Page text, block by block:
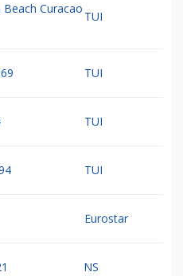
Curacao
TUI
TUI
TUI
TUI
Eurostar
NS